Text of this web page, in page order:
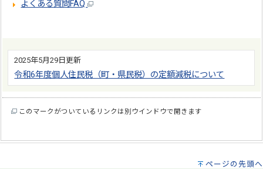
よくある質問FAQ
2025年5月29日更新
令和6年度個人住民税（町・県民税）の定額減税について
このマークがついているリンクは別ウインドウで開きます
ページの先頭へ